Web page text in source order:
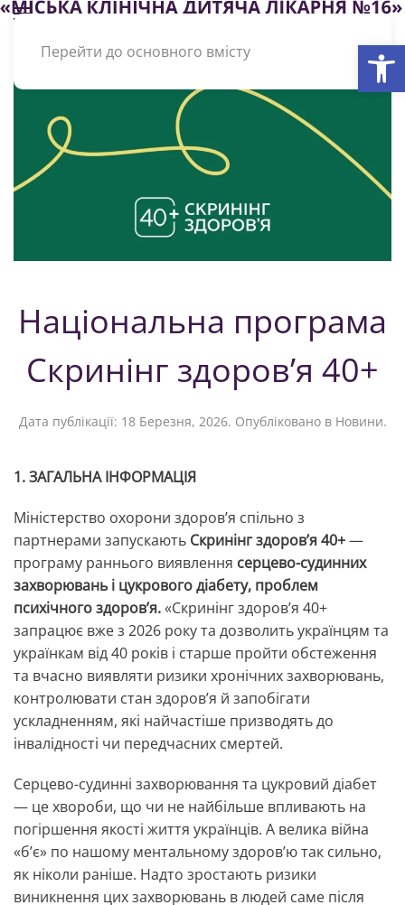
Перейти до основного вмісту
Національна програма
Скринінг здоровʼя 40+
Дата публікації: 18 Березня, 2026. Опубліковано в Новини.
1. ЗАГАЛЬНА ІНФОРМАЦІЯ
Міністерство охорони здоров’я спільно з
партнерами запускають Скринінг здоровʼя 40+—
програму раннього виявлення серцево-судинних
захворювань і цукрового діабету, проблем
психічного здоровʼя.«Скринінг здоров’я 40+
запрацює вже з 2026 року та дозволить українцям та
українкам від 40 років і старше пройти обстеження
та вчасно виявляти ризики хронічних захворювань,
контролювати стан здоров’я й запобігати
ускладненням, які найчастіше призводять до
інвалідності чи передчасних смертей.
Серцево-судинні захворювання та цукровий діабет
— це хвороби, що чи не найбільше впливають на
погіршення якості життя українців. А велика війна
«б’є» по нашому ментальному здоров’ю так сильно,
як ніколи раніше. Надто зростають ризики
виникнення цих захворювань в людей саме після